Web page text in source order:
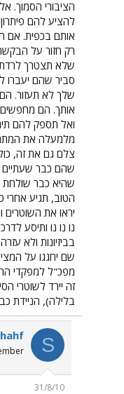
הציבורי הסמוך.
להציע להם
אותם בכפית. אם
רק חזור על
שלא תצטרך לרדת
סביר שהם
שלך לא תעזור. הם
אותך. הם
ואל תספק להם
מלמעלה את
צלם גם את זה,
שהם כבר שעתיים
שהיא כבר שולחת
הטוב, תגיע
יראו את השוטרים
נו נו נו ותיסע
שם יחגגו על
מפכ"ל למפקדי
זה יירד לשוטרי
בלילה), הניידת
S
31/8/10